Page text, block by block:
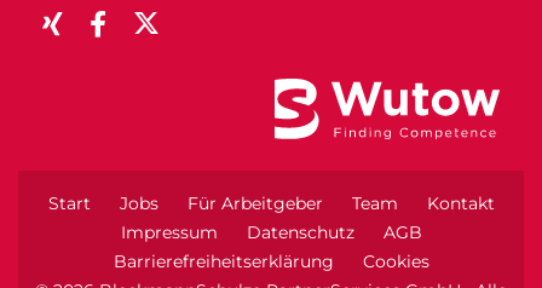
Start Jobs Für Arbeitgeber Team
Kontakt
Impressum
Datenschutz
AGB
Barrierefreiheitserklärung
Cookies